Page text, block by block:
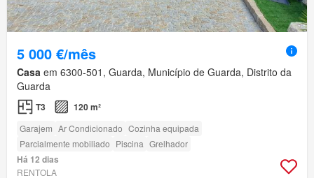
5 000 €/mês
Casa em 6300-501, Guarda, Município de Guarda, Distrito da
Guarda
T3 120 m²
Garajem Ar Condicionado Cozinha equipada
Parcialmente mobiliado Piscina Grelhador
Há 12 dias
RENTOLA